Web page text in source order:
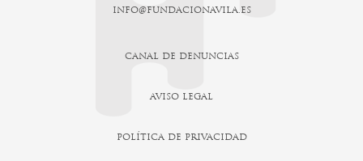
INFO@FUNDACIONAVILA.ES
CANAL DE DENUNCIAS
AVISO LEGAL
POLÍTICA DE PRIVACIDAD